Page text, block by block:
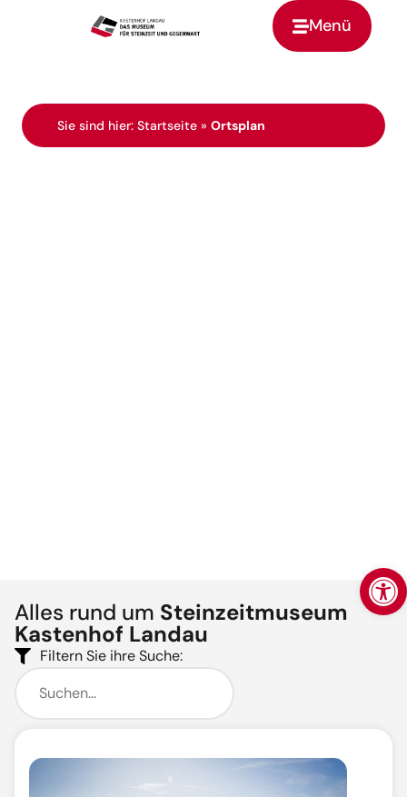
Menü
Zur Startseite
Sie sind hier: Startseite » Ortsplan
Alles rund um Steinzeitmuseum
Kastenhof Landau
Filtern Sie ihre Suche: